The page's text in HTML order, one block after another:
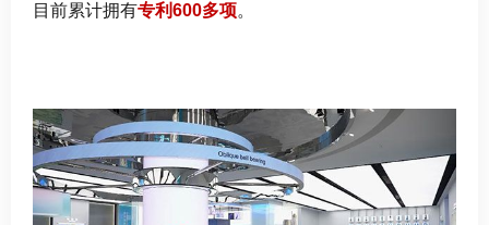
目前累计拥有专利600多项。